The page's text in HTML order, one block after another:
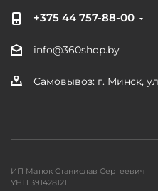
+375 44 757-88-00
info@360shop.by
Самовывоз: г. Минск,
ИП Матюк Станислав Сергеевич
УНП 391428121